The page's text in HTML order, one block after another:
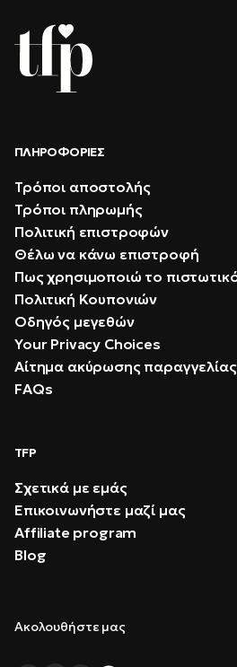
ΠΛΗΡΟΦΟΡΊΕΣ
Τρόποι αποστολής
Τρόποι πληρωμής
Πολιτική επιστροφών
Θέλω να κάνω επιστροφή
Πως χρησιμοποιώ το
Πολιτική Κουπονιών
Οδηγός μεγεθών
Your Privacy Choices
Αίτημα ακύρωσης παραγγελίας
FAQs
TFP
Σχετικά με εμάς
Επικοινωνήστε μαζί μας
Affiliate program
Blog
Ακολουθήστε μας